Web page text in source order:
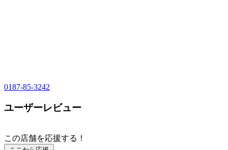
0187-85-3242
ユーザーレビュー
この店舗を応援する！